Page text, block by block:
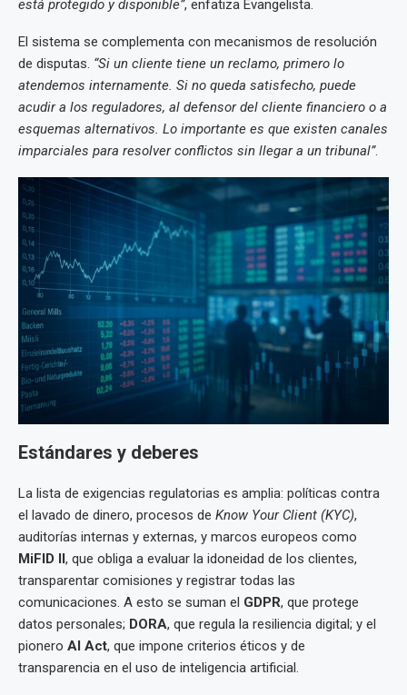
está protegido y disponible”, enfatiza Evangelista.
El sistema se complementa con mecanismos de resolución
de disputas. “Si un cliente tiene un reclamo, primero lo
atendemos internamente. Si no queda satisfecho, puede
acudir a los reguladores, al defensor del cliente financiero o a
esquemas alternativos. Lo importante es que existen canales
imparciales para resolver conflictos sin llegar a un tribunal”.
Estándares y deberes
La lista de exigencias regulatorias es amplia: políticas contra
el lavado de dinero, procesos de Know Your Client (KYC),
auditorías internas y externas, y marcos europeos como
MiFID II, que obliga a evaluar la idoneidad de los clientes,
transparentar comisiones y registrar todas las
comunicaciones. A esto se suman el GDPR, que protege
datos personales; DORA, que regula la resiliencia digital; y el
pionero AI Act, que impone criterios éticos y de
transparencia en el uso de inteligencia artificial.